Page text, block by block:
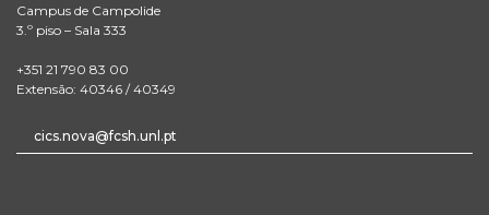
Campus de Campolide
3.º piso – Sala 333
+351 21 790 83 00
Extensão: 40346 / 40349
cics.nova@fcsh.unl.pt